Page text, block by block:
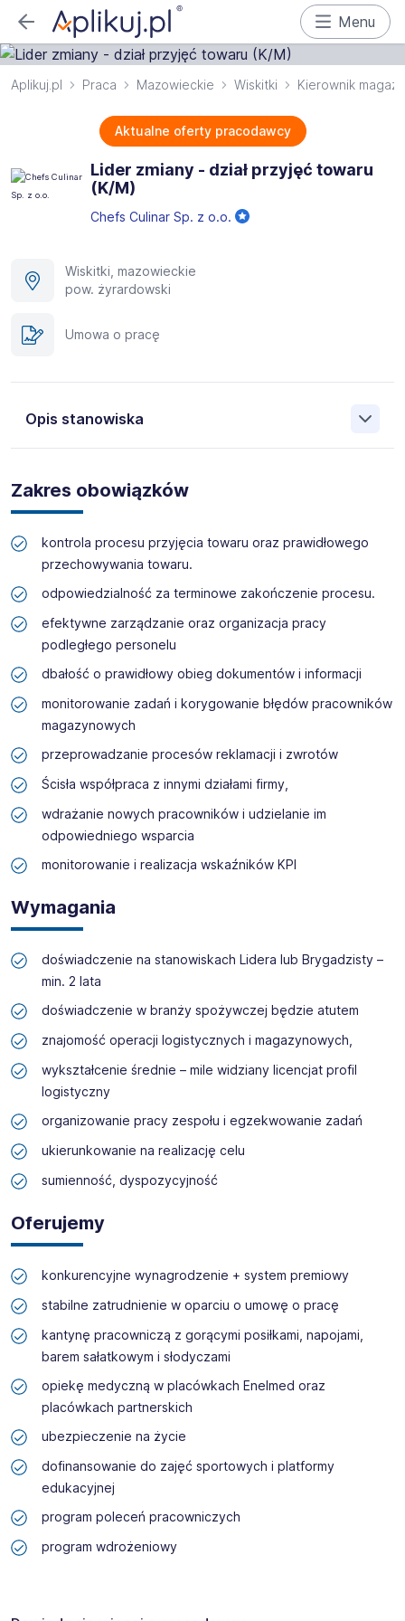
Menu
Aplikuj.pl Praca Mazowieckie Wiskitki Kierownik
Aktualne oferty pracodawcy
Lider zmiany - dział przyjęć towaru
(K/M)
Chefs Culinar Sp. z o.o.
Wiskitki, mazowieckie
pow. żyrardowski
Umowa o pracę
Opis stanowiska
stuletnim doświadczeniem. Wyróżnia nas szeroki
asortyment produktów spożywczych i przemysłowych
oraz kompleksowa obsługa klienta. Naszą specjalizacją
jest dedykowana obsługa firm gastronomicznych, dla
których od lat jesteśmy partnerami w biznesie. Zaufaniem
obdarzyło nas wiele restauracji, hoteli, firm cateringowych
i punktów zbiorowego żywienia. Świadczymy swoje usługi
Polsce. Nad wysokiej jakości serwisem dla klientów Chefs
Culinar czuwa ponad 6000 pracowników, których
sukces
Pracodawca godny zaufania? Tak, Chef!
Dołącz do naszego Zespołu!
Zakres obowiązków
kontrola procesu przyjęcia towaru oraz prawidłowego
przechowywania towaru.
odpowiedzialność za terminowe zakończenie procesu.
efektywne zarządzanie oraz organizacja pracy
podległego personelu
dbałość o prawidłowy obieg dokumentów i informacji
monitorowanie zadań i korygowanie błędów pracowników
magazynowych
przeprowadzanie procesów reklamacji i zwrotów
Ścisła współpraca z innymi działami firmy,
wdrażanie nowych pracowników i udzielanie im
odpowiedniego wsparcia
monitorowanie i realizacja wskaźników KPI
Wymagania
doświadczenie na stanowiskach Lidera lub Brygadzisty –
min. 2 lata
doświadczenie w branży spożywczej będzie atutem
znajomość operacji logistycznych i magazynowych,
wykształcenie średnie – mile widziany licencjat profil
logistyczny
organizowanie pracy zespołu i egzekwowanie zadań
ukierunkowanie na realizację celu
sumienność, dyspozycyjność
Oferujemy
konkurencyjne wynagrodzenie + system premiowy
stabilne zatrudnienie w oparciu o umowę o pracę
kantynę pracowniczą z gorącymi posiłkami, napojami,
barem sałatkowym i słodyczami
opiekę medyczną w placówkach Enelmed oraz
placówkach partnerskich
ubezpieczenie na życie
dofinansowanie do zajęć sportowych i platformy
edukacyjnej
program poleceń pracowniczych
program wdrożeniowy